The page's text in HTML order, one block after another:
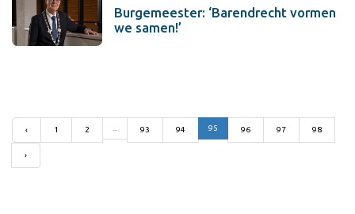
Burgemeester: ‘Barendrecht vormen
we samen!’
‹ 1 2 ... 93 94 95 96 97 98
›